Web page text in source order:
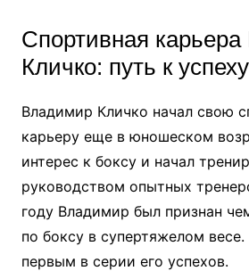
Спортивная
Кличко: путь к успеху
Владимир Кличко начал свою
карьеру еще в юношеском
интерес к боксу и начал
руководством опытных
году Владимир был признан
по боксу в супертяжелом весе.
первым в серии его успехов.